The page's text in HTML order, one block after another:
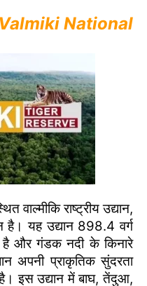
– Valmiki National
वाल्मीकि राष्ट्रीय उद्यान,
है। यह उद्यान 898.4 वर्ग
है और गंडक नदी के किनारे
अपनी प्राकृतिक सुंदरता
इस उद्यान में बाघ, तेंदुआ,